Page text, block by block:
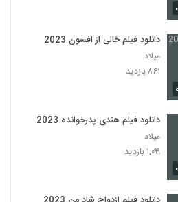
دانلود فیلم خالی از افسون 2023
میلاد
۸۶۱ بازدید
دانلود فیلم هندی پدرخوانده 2023
میلاد
۱,۰۹۹ بازدید